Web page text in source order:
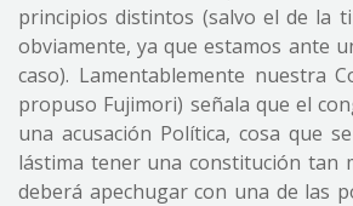
principios distintos (salvo el de la
obviamente, ya que estamos ante
caso). Lamentablemente nuestra
propuso Fujimori) señala que el
una acusación Política, cosa que
lástima tener una constitución tan
deberá apechugar con una de las